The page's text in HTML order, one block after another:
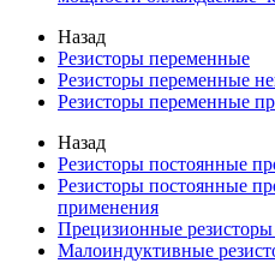
Назад
Резисторы переменные
Резисторы переменные
Резисторы переменные
Назад
Резисторы постоянные
Резисторы постоянные
применения
Прецизионные
Малоиндуктивные